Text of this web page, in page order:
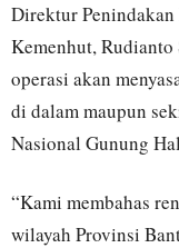
Direktur
Kemenhut, Rudianto
operasi akan
di dalam maupun
Nasional Gunung
“Kami membahas
wilayah Provinsi